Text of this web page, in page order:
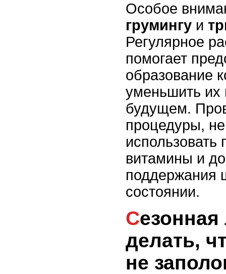
Особое
грумингу и
Регулярное
помогает
образование
уменьшить их
будущем.
процедуры,
витамины и
поддержания
состоянии.
Сезонная линька: что
делать,
не